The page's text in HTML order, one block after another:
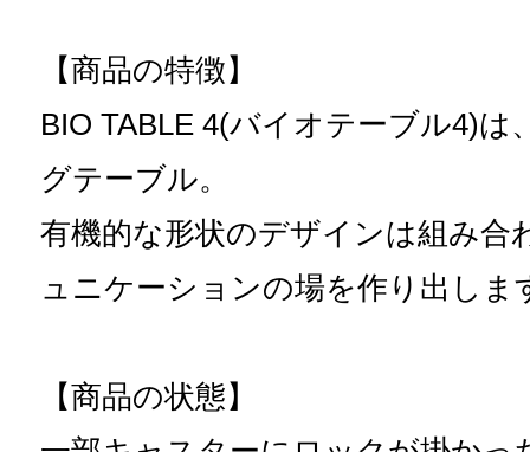
【商品の特徴】
BIO TABLE 4(バイオテーブル4)
グテーブル。
有機的な形状のデザインは組み合
ュニケーションの場を作り出しま
【商品の状態】